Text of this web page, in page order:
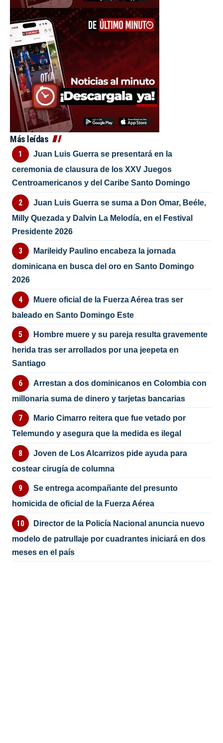
Más leídas
Juan Luis Guerra se presentará en la
ceremonia de clausura de los XXV Juegos
Centroamericanos y del Caribe Santo Domingo
Juan Luis Guerra se suma a Don Omar, Beéle,
Milly Quezada y Dalvin La Melodía, en el Festival
Presidente 2026
Marileidy Paulino encabeza la jornada
dominicana en busca del oro en Santo Domingo
2026
Muere oficial de la Fuerza Aérea tras ser
baleado en Santo Domingo Este
Hombre muere y su pareja resulta gravemente
herida tras ser arrollados por una jeepeta en
Santiago
Arrestan a dos dominicanos en Colombia con
millonaria suma de dinero y tarjetas bancarias
Mario Cimarro reitera que fue vetado por
Telemundo y asegura que la medida es ilegal
Joven de Los Alcarrizos pide ayuda para
costear cirugía de columna
Se entrega acompañante del presunto
homicida de oficial de la Fuerza Aérea
Director de la Policía Nacional anuncia nuevo
modelo de patrullaje por cuadrantes iniciará en dos
meses en el país